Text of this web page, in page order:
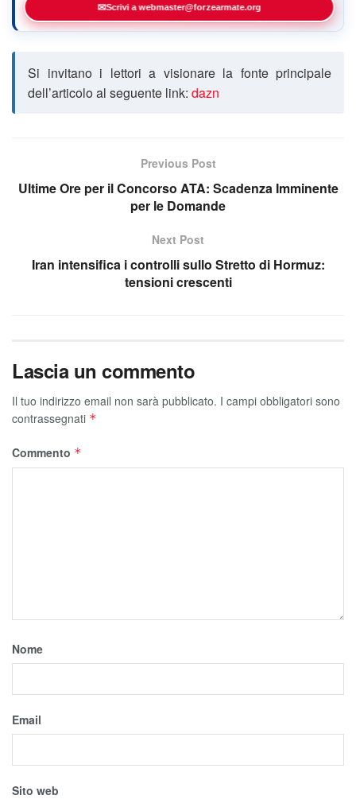
✉Scrivi a webmaster@forzearmate.org
Si invitano i lettori a visionare la fonte principale
dell’articolo al seguente link: dazn
Previous Post
Ultime Ore per il Concorso ATA: Scadenza Imminente
per le Domande
Next Post
Iran intensifica i controlli sullo Stretto di Hormuz:
tensioni crescenti
Lascia un commento
Il tuo indirizzo email non sarà pubblicato. I campi obbligatori sono
contrassegnati *
Commento *
Nome
Email
Sito web